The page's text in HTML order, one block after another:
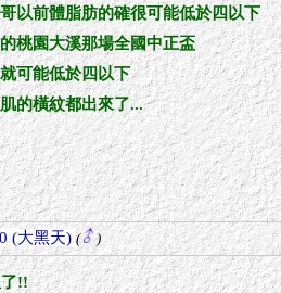
以前體脂肪的確很可能低於四以下
桃園大溪那場全國中正盃
可能低於四以下
的橫紋都出來了...
(大黑天) ( )
了!!